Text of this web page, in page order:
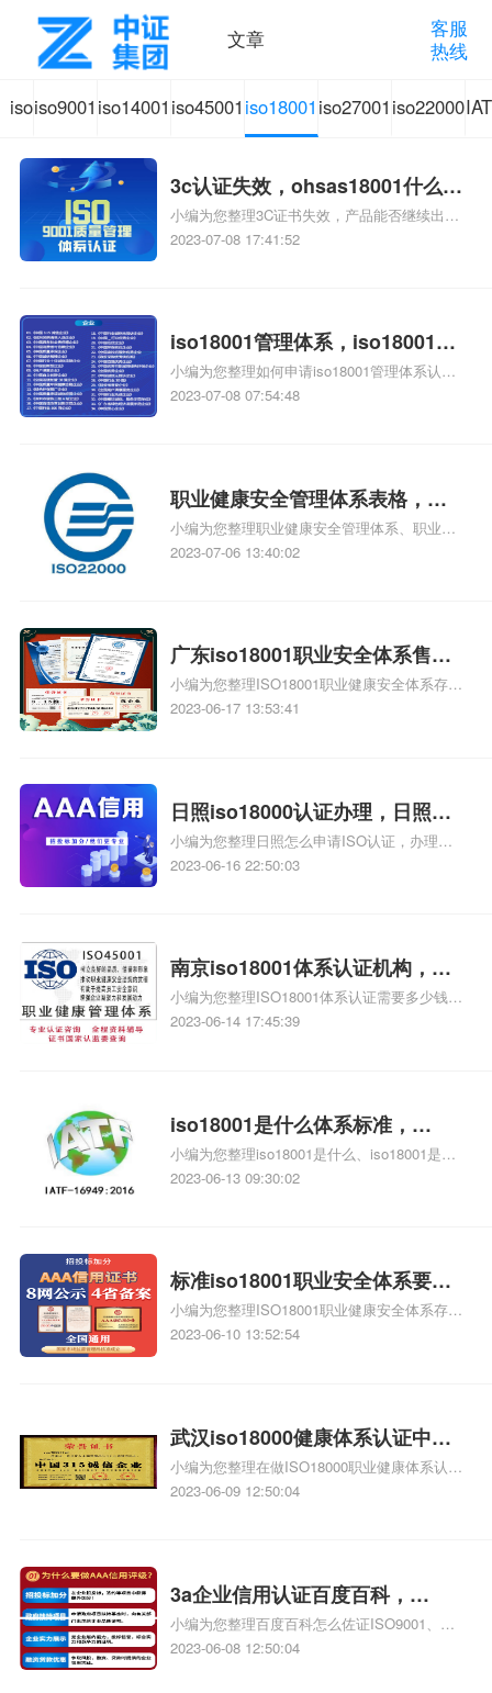
文章
客服
热线
iso
体
认
证
知
iso9001
质量管
理体系
认证咨
询
iso14001
环境管
理体系
认证咨
询
iso45001
康安全
咨询
iso18001
理体系
iso27001
全管理
iso22000
全管理
3c认证失效，ohsas18001什么时
候失效？
小编为您整理3C证书失效，产品能否继续出
售、原体系失效,需提交TS认证计划、产品外包
失效后用什么国标相关iso体系认证知识，详情
可查看下方正文！
2023-07-08 17:41:52
iso18001管理体系，iso18001管
理体系认证
小编为您整理如何申请iso18001管理体系认
证、河源ISO18001管理体系认证哪家专业、什
2023-07-08 07:54:48
职业健康安全管理体系表格，
iso18000职业健康安全管理体系
表格
小编为您整理职业健康安全管理体系、职业健
康安全管理体系是什么、职业健康安全管理体
2023-07-06 13:40:02
广东iso18001职业安全体系售
价，iso18001职业安全体系售价
小编为您整理ISO18001职业健康安全体系存在
的价值体现在哪、ISO18001职业健康安全体系
ISO18001职业健康体系认证办理需要多少费用
相关iso体系认证知识，详情可查看下方正文！
2023-06-17 13:53:41
日照iso18000认证办理，日照
iso18000健康认证服务机构
小编为您整理日照怎么申请ISO认证，办理的
流程、办理ISO9000ISO14000ISO18000认证
关iso体系认证知识，详情可查看下方正文！
2023-06-16 22:50:03
南京iso18001体系认证机构，南
京iso18001体系
小编为您整理ISO18001体系认证需要多少钱、
ISO18001指的是什么体系、ISO18001指的是
2023-06-14 17:45:39
iso18001是什么体系标准，
iso18001是什么标准
小编为您整理iso18001是什么、iso18001是什
么、iso18001是什么认证、ISO18001指的是什
2023-06-13 09:30:02
标准iso18001职业安全体系要
求，iso18001职业安全体系要求
小编为您整理ISO18001职业健康安全体系存在
的价值体现在哪、ISO18001职业健康安全体系
ISO18001职业健康和安全管理体系要求体检报
告复印存档吗这样怎么保护隐私相关iso体系认
证知识，详情可查看下方正文！
2023-06-10 13:52:54
武汉iso18000健康体系认证中
心，深圳iso18000健康体系认证
中心
小编为您整理在做ISO18000职业健康体系认
证，认证中心说要提供两个必须的文件：一个
证中心武汉分中心，这个机构怎么样、
ISO9000,ISO14000,ISO18000三标体系管理相
关iso体系认证知识，详情可查看下方正文！
2023-06-09 12:50:04
3a企业信用认证百度百科，
ohsas18001认证百度百科百度百
科
小编为您整理百度百科怎么佐证ISO9001、怎
么修改国军标百度百科。、轿车轮胎气压国际
2023-06-08 12:50:04